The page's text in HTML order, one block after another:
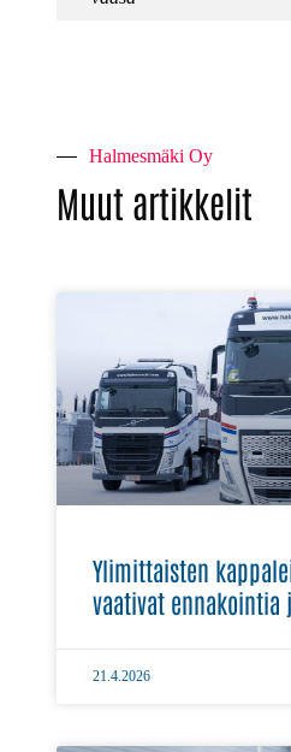
Halmesmäki Oy
Muut artikkelit
Ylimittaisten
vaativat
21.4.2026